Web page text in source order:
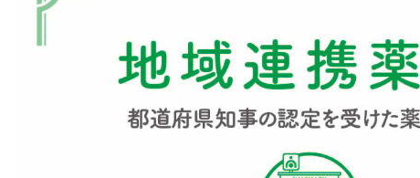
ばれる安心感
喜ばれる安心感